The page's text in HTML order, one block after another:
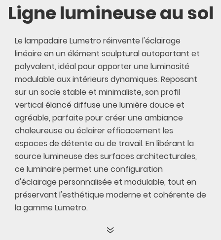
Ligne lumineuse au sol
Le lampadaire Lumetro réinvente l'éclairage
linéaire en un élément sculptural autoportant et
polyvalent, idéal pour apporter une luminosité
modulable aux intérieurs dynamiques. Reposant
sur un socle stable et minimaliste, son profil
vertical élancé diffuse une lumière douce et
agréable, parfaite pour créer une ambiance
chaleureuse ou éclairer efficacement les
espaces de détente ou de travail. En libérant la
source lumineuse des surfaces architecturales,
ce luminaire permet une configuration
d'éclairage personnalisée et modulable, tout en
préservant l'esthétique moderne et cohérente de
la gamme Lumetro.